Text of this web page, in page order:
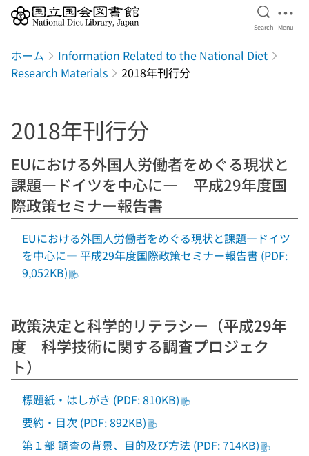
Open
Search Menu
ホーム
Information Related to the National Diet
Research Materials
2018年刊行分
2018年刊行分
EUにおける外国人労働者をめぐる現状と
課題―ドイツを中心に― 平成29年度国
際政策セミナー報告書
EUにおける外国人労働者をめぐる現状と課題―ドイツ
を中心に― 平成29年度国際政策セミナー報告書 (PDF:
9,052KB)
政策決定と科学的リテラシー（平成29年
度 科学技術に関する調査プロジェク
ト）
標題紙・はしがき (PDF: 810KB)
要約・目次 (PDF: 892KB)
第１部 調査の背景、目的及び方法 (PDF: 714KB)